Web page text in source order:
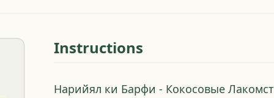
Instructions
Нарийял ки Барфи - Кокосовые